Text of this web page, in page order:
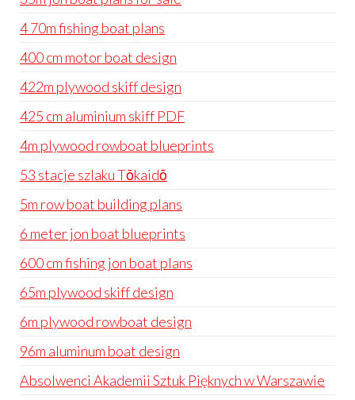
4 70m fishing boat plans
400 cm motor boat design
422m plywood skiff design
425 cm aluminium skiff PDF
4m plywood rowboat blueprints
53 stacje szlaku Tōkaidō
5m row boat building plans
6 meter jon boat blueprints
600 cm fishing jon boat plans
65m plywood skiff design
6m plywood rowboat design
96m aluminum boat design
Absolwenci Akademii Sztuk Pięknych w Warszawie